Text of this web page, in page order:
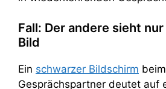
Fall: Der andere sieht
Bild
Ein schwarzer Bildschirm beim
Gesprächspartner deutet auf